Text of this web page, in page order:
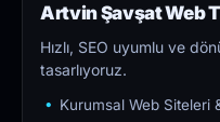
Artvin Şavşat Web
Hızlı, SEO uyumlu ve
tasarlıyoruz.
Kurumsal Web Siteleri